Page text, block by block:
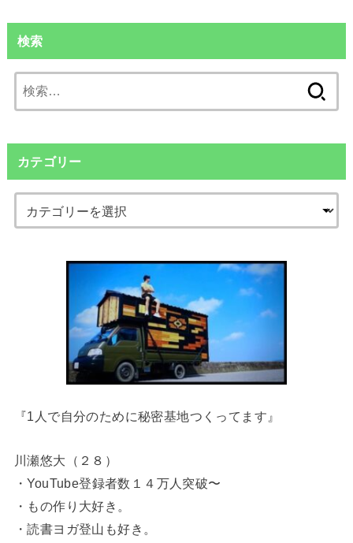
検索
索:
カテゴリー
『1人で自分のために秘密基地つくってます』
川瀬悠大（２８）
・YouTube登録者数１４万人突破〜
・もの作り大好き。
・読書ヨガ登山も好き。